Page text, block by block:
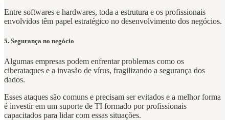
Entre softwares e hardwares, toda a estrutura e os profissionais
envolvidos têm papel estratégico no desenvolvimento dos negócios.
5. Segurança no negócio
Algumas empresas podem enfrentar problemas como os
ciberataques e a invasão de vírus, fragilizando a segurança dos
dados.
Esses ataques são comuns e precisam ser evitados e a melhor forma
é investir em um suporte de TI formado por profissionais
capacitados para lidar com essas situações.